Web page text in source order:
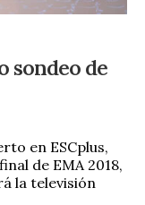
sondeo de
en ESCplus,
de EMA 2018,
la televisión